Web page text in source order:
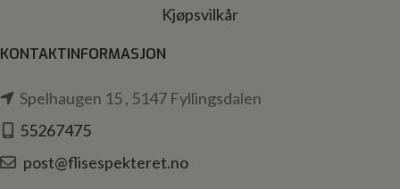
Kjøpsvilkår
KONTAKTINFORMASJON
Spelhaugen 15 , 5147 Fyllingsdalen
55267475
post@flisespekteret.no